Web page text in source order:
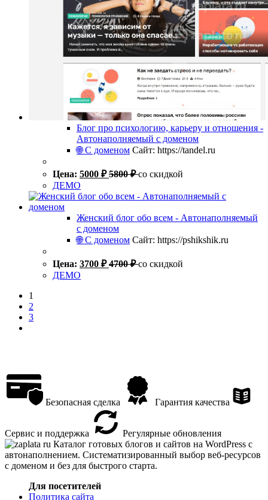
Блог про психологию, карьеру и отношения -
Автонаполняемый с доменом
🌐 С доменом Сайт: https://tandel.ru
Цена: 5000 ₽ 5800₽ со скидкой
ДЕМО
Женский блог обо всем - Автонаполняемый
с доменом
🌐 С доменом Сайт: https://pshikshik.ru
Цена: 3700 ₽ 4700₽ со скидкой
ДЕМО
1
2
3
Безопасная сделка Гарантия качества
Сервис и поддержка
Регулярные обновления
Каталог готовых блогов и сайтов на WordPress с
автонаполнением. Систематизированный выбор веб-ресурсов
с доменом и без для быстрого старта.
Для посетителей
Политика сайта